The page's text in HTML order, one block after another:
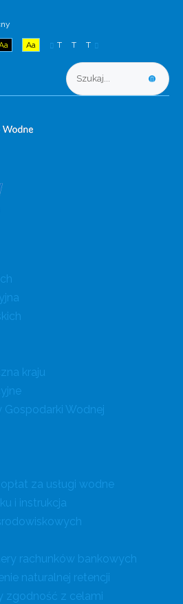
Aa T T T
kraju
Gospodarki Wodnej
za usługi wodne
i instrukcja
rachunków bankowych
naturalnej retencji
zgodność z celami